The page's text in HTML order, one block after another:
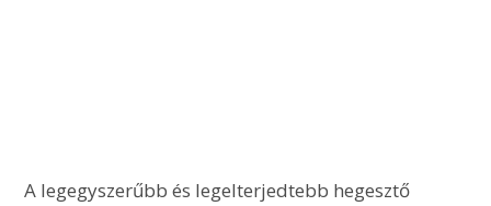
A legegyszerűbb és legelterjedtebb hegesztő